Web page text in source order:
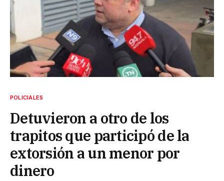
POLICIALES
Detuvieron a otro de los
trapitos que participó de la
extorsión a un menor por
dinero